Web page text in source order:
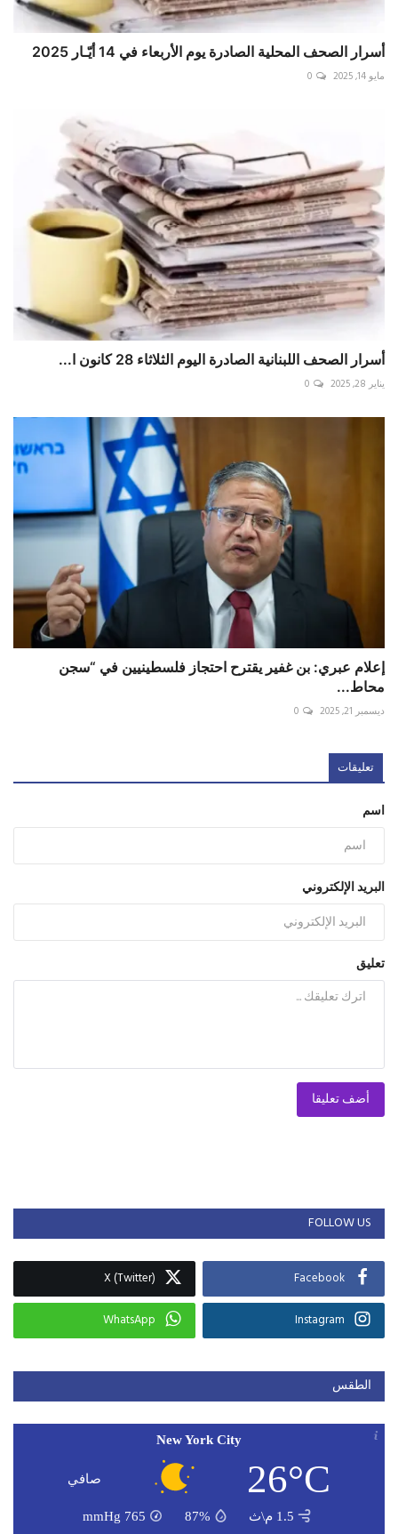
أسرار الصحف المحلية الصادرة يوم الأربعاء في 14 أيّـار 2025
مايو 14, 2025 0
أسرار الصحف اللبنانية الصادرة اليوم الثلاثاء 28 كانون ا...
يناير 28, 2025 0
إعلام عبري: بن غفير يقترح احتجاز فلسطينيين في “سجن
محاط...
ديسمبر 21, 2025 0
تعليقات
اسم
البريد الإلكتروني
تعليق
أضف تعليقا
FOLLOW US
Facebook
X (Twitter)
Instagram
WhatsApp
الطقس
New York City
26°C صافي
1.5 م\ث 87%
765
mmHg